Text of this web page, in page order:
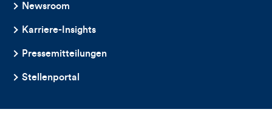
Newsroom
Karriere-Insights
Pressemitteilungen
Stellenportal